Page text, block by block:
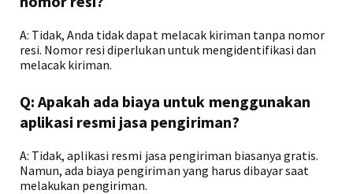
A: Tidak, Anda tidak dapat melacak kiriman tanpa nomor
resi. Nomor resi diperlukan untuk mengidentifikasi dan
melacak kiriman.
Q: Apakah ada biaya untuk menggunakan
aplikasi resmi jasa pengiriman?
A: Tidak, aplikasi resmi jasa pengiriman biasanya gratis.
Namun, ada biaya pengiriman yang harus dibayar saat
melakukan pengiriman.